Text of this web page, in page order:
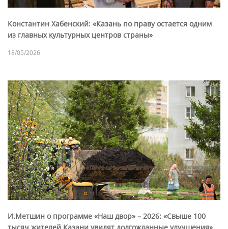
Константин Хабенский: «Казань по праву остается одним
из главных культурных центров страны»
18/05/2026
И.Метшин о программе «Наш двор» – 2026: «Свыше 100